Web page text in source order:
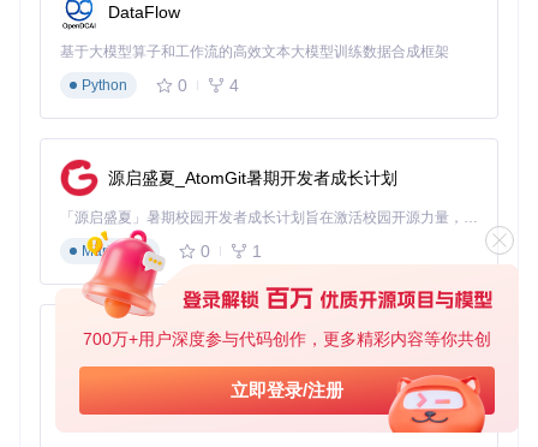
700万+用户深度参与代码创作，更多精彩内容等你共创
立即登录/注册
参数配置：核心参数优化对照表
参数名称
建议值
作用说明
monitor_interval
100ms
retry_count
5
请求失败重试次数
concurrency
timeout
单次请求超时时间
配置文件修改路径： config.ini
[抢购设置]
=100008269290
监控间隔=100
DataFlow
基于大模型算子和工作流的高效文本大模型训练数据合成框架
Python
0 4
源启盛夏_AtomGit暑期开发者成长计划
「源启盛夏」暑期校园开发者成长计划旨在激活校园开源力量，通过积分激励、认证扶持、资源倾斜等形式，引导高校组织和开发者完成「入驻 — 建项目 — 做贡献 — 获认证 — 得资源」的完整闭环。无论你是想带领社团入驻平台的组织者，还是希望用代码贡献证明自己的开发者，都能在这里找到属于你的成长路径。
Markdown
0 1
py-xiaozhi
基于Python的Xiaozhi AI，适用于想要完整Xiaozhi体验而无需拥有专用硬件的用户。
Python
0 1